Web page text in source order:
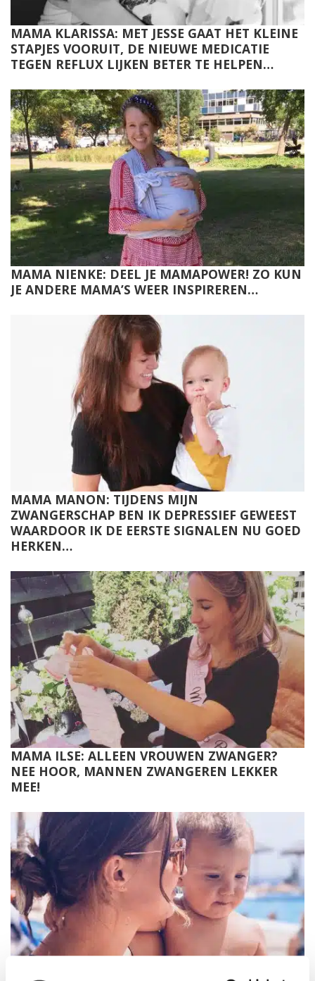
MAMA KLARISSA: MET JESSE GAAT HET KLEINE
STAPJES VOORUIT, DE NIEUWE MEDICATIE
TEGEN REFLUX LIJKEN BETER TE HELPEN…
MAMA NIENKE: DEEL JE MAMAPOWER! ZO KUN
JE ANDERE MAMA’S WEER INSPIREREN…
MAMA MANON: TIJDENS MIJN
ZWANGERSCHAP BEN IK DEPRESSIEF GEWEEST
WAARDOOR IK DE EERSTE SIGNALEN NU GOED
HERKEN…
MAMA ILSE: ALLEEN VROUWEN ZWANGER?
NEE HOOR, MANNEN ZWANGEREN LEKKER
MEE!